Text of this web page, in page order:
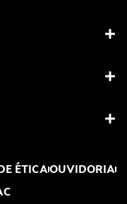
ÉTICAOUVIDORIA